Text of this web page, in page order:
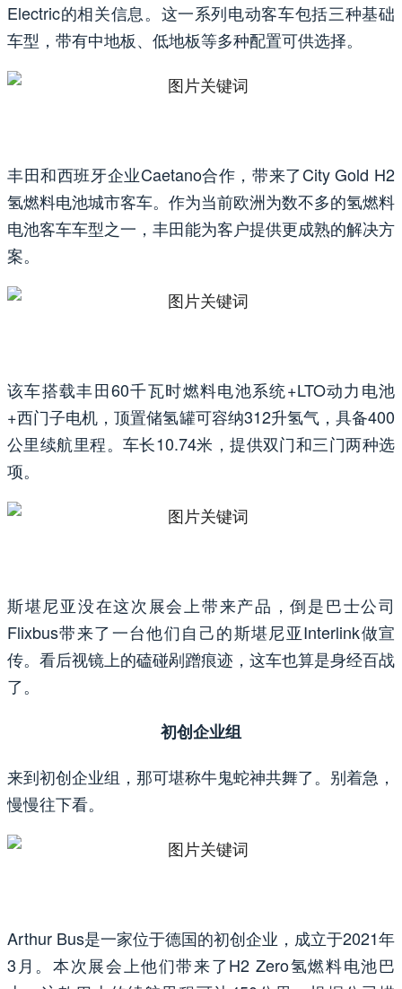
Electric的相关信息。这一系列电动客车包括三种基础
车型，带有中地板、低地板等多种配置可供选择。
丰田和西班牙企业Caetano合作，带来了City Gold H2
氢燃料电池城市客车。作为当前欧洲为数不多的氢燃料
电池客车车型之一，丰田能为客户提供更成熟的解决方
案。
该车搭载丰田60千瓦时燃料电池系统+LTO动力电池
+西门子电机，顶置储氢罐可容纳312升氢气，具备400
公里续航里程。车长10.74米，提供双门和三门两种选
项。
斯堪尼亚没在这次展会上带来产品，倒是巴士公司
Flixbus带来了一台他们自己的斯堪尼亚Interlink做宣
传。看后视镜上的磕碰剐蹭痕迹，这车也算是身经百战
了。
初创企业组
来到初创企业组，那可堪称牛鬼蛇神共舞了。别着急，
慢慢往下看。
Arthur Bus是一家位于德国的初创企业，成立于2021年
3月。本次展会上他们带来了H2 Zero氢燃料电池巴